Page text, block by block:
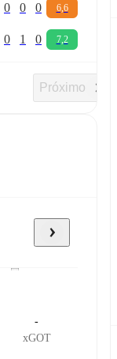
0 0 0 6,6
0 1 0 7,2
Próximo
-
xGOT